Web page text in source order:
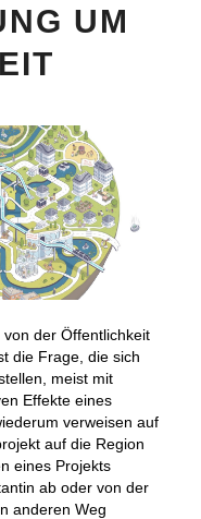
UM
der Öffentlichkeit
die Frage, die sich
meist mit
Effekte eines
verweisen auf
auf die Region
eines Projekts
ab oder von der
anderen Weg